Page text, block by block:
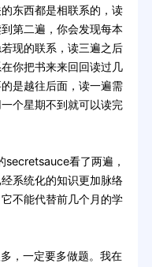
东西都是相联系的，读
第二遍，你会发现每本
现的联系，读三遍之后
你把书来来回回读过几
是越往后面，读一遍需
个星期不到就可以读完
看了两遍，
系统化的知识更加脉络
不能代替前几个月的学
，一定要多做题。我在